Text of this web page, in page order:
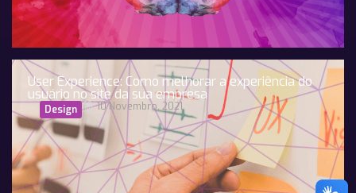
User Experience: Como melhorar a experiência do
usuário no site da sua empresa
Design 10 Novembro, 2021